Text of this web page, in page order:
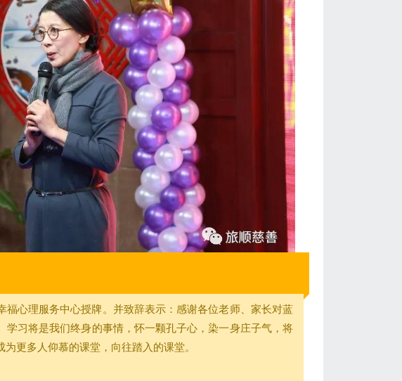
心理服务中心授牌。并致辞表示：感谢各位老师、家长对蓝
习将是我们终身的事情，怀一颗孔子心，染一身庄子气，将
更多人仰慕的课堂，向往踏入的课堂。